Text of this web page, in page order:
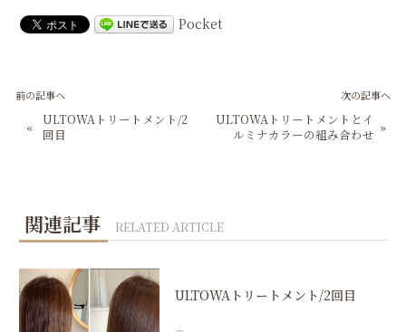
Pocket
前の記事へ
«
ULTOWAトリートメント/2
回目
次の記事へ
ULTOWAトリートメントとイ
ルミナカラーの組み合わせ »
関連記事 RELATED ARTICLE
ULTOWAトリートメント/2回目